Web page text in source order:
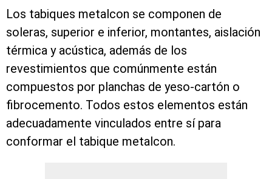
Los tabiques metalcon se componen de
soleras, superior e inferior, montantes, aislación
térmica y acústica, además de los
revestimientos que comúnmente están
compuestos por planchas de yeso-cartón o
fibrocemento. Todos estos elementos están
adecuadamente vinculados entre sí para
conformar el tabique metalcon.